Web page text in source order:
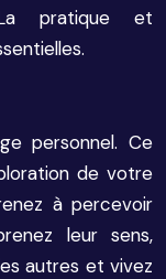
pratique et
personnel. Ce
de votre
à percevoir
leur sens,
autres et vivez